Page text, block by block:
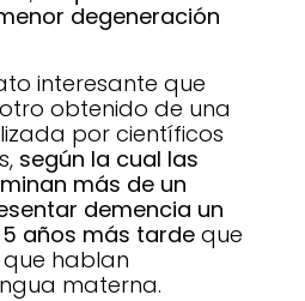
degeneración
interesante que
obtenido de una
por científicos
según la cual las
más de un
demencia un
años más tarde que
hablan
materna.